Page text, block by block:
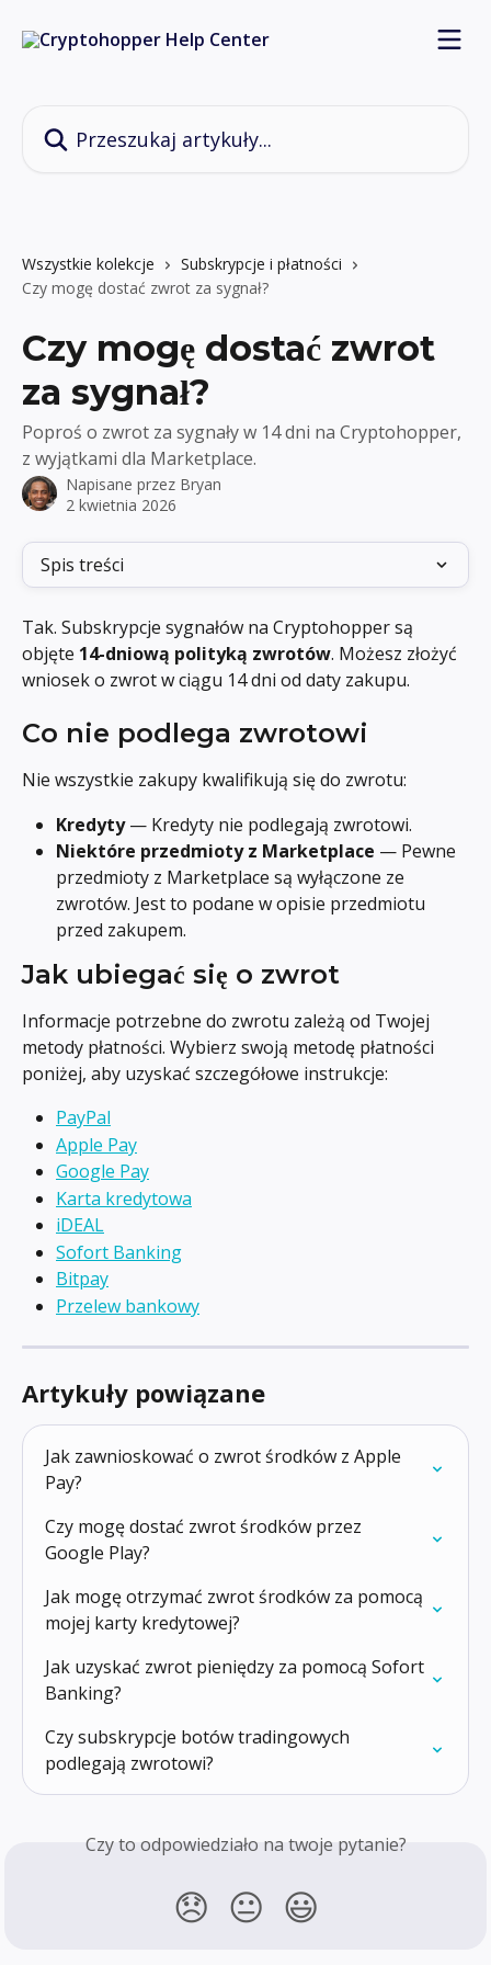
Wszystkie kolekcje
Subskrypcje i płatności
Czy mogę dostać zwrot za sygnał?
Czy mogę dostać zwrot
za sygnał?
Poproś o zwrot za sygnały w 14 dni na Cryptohopper,
z wyjątkami dla Marketplace.
Napisane przez Bryan
2 kwietnia 2026
Spis treści
Tak. Subskrypcje sygnałów na Cryptohopper są
objęte 14-dniową polityką zwrotów. Możesz złożyć
wniosek o zwrot w ciągu 14 dni od daty zakupu.
Co nie podlega zwrotowi
Nie wszystkie zakupy kwalifikują się do zwrotu:
Kredyty — Kredyty nie podlegają zwrotowi.
Niektóre przedmioty z Marketplace — Pewne
przedmioty z Marketplace są wyłączone ze
zwrotów. Jest to podane w opisie przedmiotu
przed zakupem.
Jak ubiegać się o zwrot
Informacje potrzebne do zwrotu zależą od Twojej
metody płatności. Wybierz swoją metodę płatności
poniżej, aby uzyskać szczegółowe instrukcje:
PayPal
Apple Pay
Google Pay
Karta kredytowa
iDEAL
Sofort Banking
Bitpay
Przelew bankowy
Artykuły powiązane
Jak zawnioskować o zwrot środków z Apple
Pay?
Czy mogę dostać zwrot środków przez
Google Play?
Jak mogę otrzymać zwrot środków za pomocą
mojej karty kredytowej?
Jak uzyskać zwrot pieniędzy za pomocą Sofort
Banking?
Czy subskrypcje botów tradingowych
podlegają zwrotowi?
Czy to odpowiedziało na twoje pytanie?
😞 😐 😃